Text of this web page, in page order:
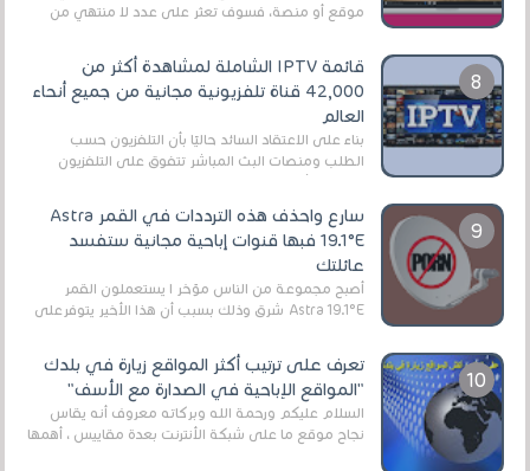
موقع أو منصة، فسوف تعثر على عدد لا منتهي من
قائمة IPTV الشاملة لمشاهدة أكثر من
42,000 قناة تلفزيونية مجانية من جميع أنحاء
العالم
بناءً على الاعتقاد السائد حاليًا بأن التلفزيون حسب
الطلب ومنصات البث المباشر تتفوق على التلفزيون
الرقمي الأرضي التقليدي، يُعدّ IPTV-org خيار...
سارع واحذف هذه الترددات في القمر Astra
19.1°E فبها قنوات إباحية مجانية ستفسد
عائلتك
أصبح مجموعة من الناس مؤخر ا يستعملون القمر
Astra 19.1°E شرق وذلك بسبب أن هذا الأخير يتوفرعلى
تعرف على ترتيب أكثر المواقع زيارة في بلدك
"المواقع الإباحية في الصدارة مع الأسف"
السلام عليكم ورحمة الله وبركاته معروف أنه يقاس
نجاح موقع ما على شبكة الأنترنت بعدة مقاييس ، أهمها